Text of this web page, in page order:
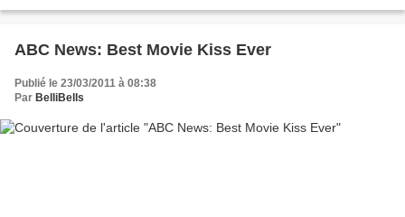
ABC News: Best Movie Kiss Ever
Publié le 23/03/2011 à 08:38
Par BelliBells